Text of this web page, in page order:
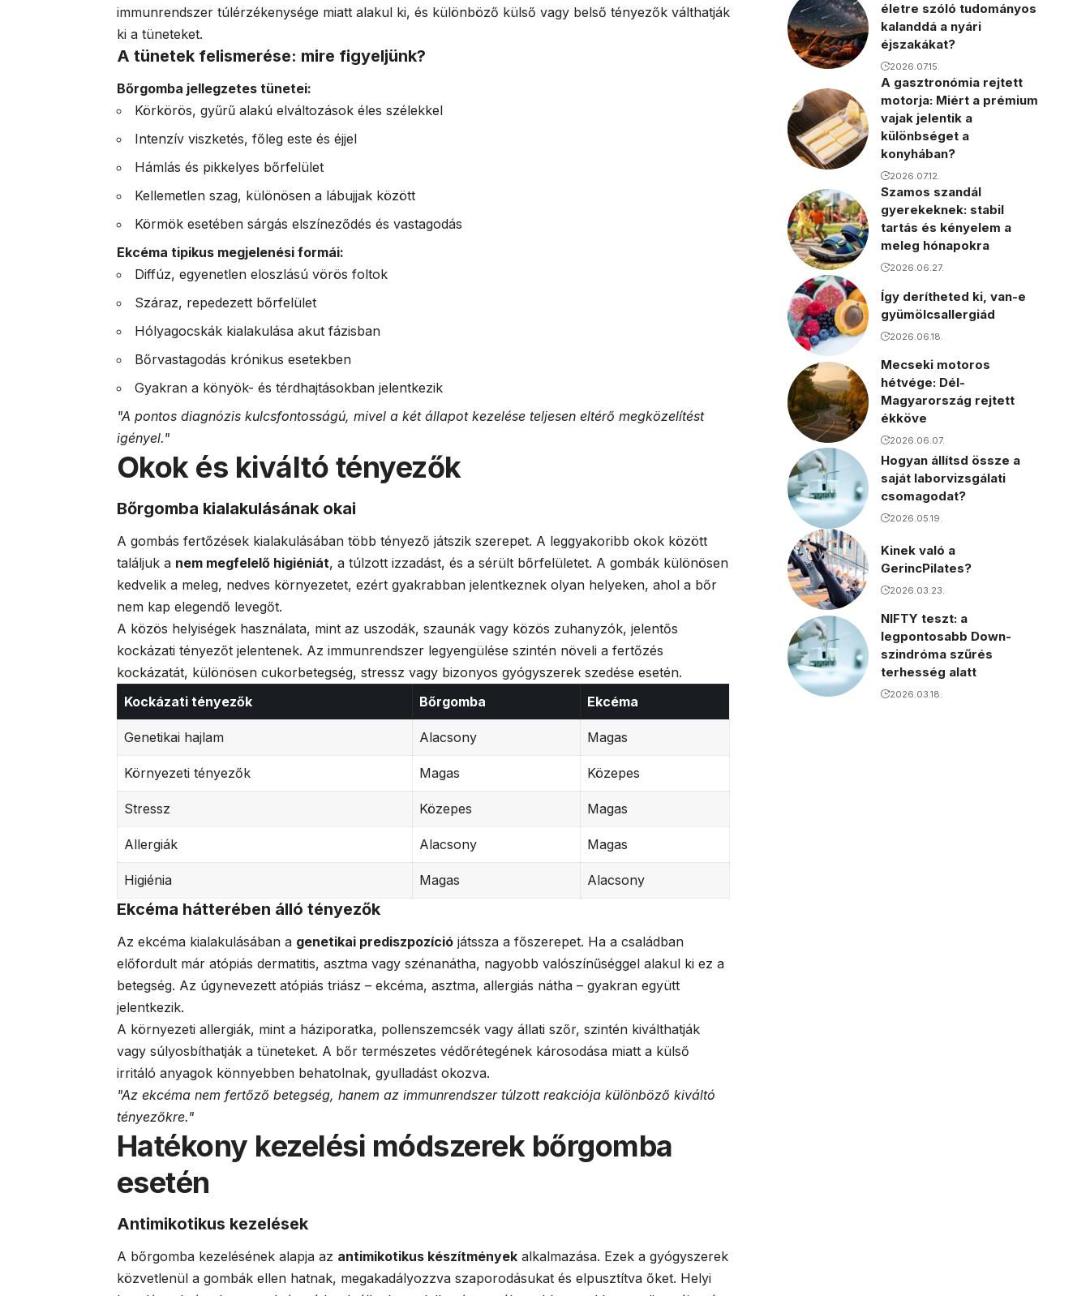
immunrendszer túlérzékenysége miatt alakul ki, és különböző külső vagy belső tényezők válthatják
ki a tüneteket.
A tünetek felismerése: mire figyeljünk?
Bőrgomba jellegzetes tünetei:
Körkörös, gyűrű alakú elváltozások éles szélekkel
Intenzív viszketés, főleg este és éjjel
Hámlás és pikkelyes bőrfelület
Kellemetlen szag, különösen a lábujjak között
Körmök esetében sárgás elszíneződés és vastagodás
Ekcéma tipikus megjelenési formái:
Diffúz, egyenetlen eloszlású vörös foltok
Száraz, repedezett bőrfelület
Hólyagocskák kialakulása akut fázisban
Bőrvastagodás krónikus esetekben
Gyakran a könyök- és térdhajtásokban jelentkezik
"A pontos diagnózis kulcsfontosságú, mivel a két állapot kezelése teljesen eltérő megközelítést
igényel."
Okok és kiváltó tényezők
Bőrgomba kialakulásának okai
A gombás fertőzések kialakulásában több tényező játszik szerepet. A leggyakoribb okok között
találjuk a nem megfelelő higiéniát, a túlzott izzadást, és a sérült bőrfelületet. A gombák különösen
kedvelik a meleg, nedves környezetet, ezért gyakrabban jelentkeznek olyan helyeken, ahol a bőr
nem kap elegendő levegőt.
A közös helyiségek használata, mint az uszodák, szaunák vagy közös zuhanyzók, jelentős
kockázati tényezőt jelentenek. Az immunrendszer legyengülése szintén növeli a fertőzés
kockázatát, különösen cukorbetegség, stressz vagy bizonyos gyógyszerek szedése esetén.
Kockázati tényezők
Bőrgomba Ekcéma
Genetikai hajlam Alacsony Magas
Környezeti tényezők Magas Közepes
Stressz Közepes Magas
Allergiák Alacsony Magas
Higiénia Magas Alacsony
Ekcéma hátterében álló tényezők
Az ekcéma kialakulásában a genetikai prediszpozíció játssza a főszerepet. Ha a családban
előfordult már atópiás dermatitis, asztma vagy szénanátha, nagyobb valószínűséggel alakul ki ez a
betegség. Az úgynevezett atópiás triász – ekcéma, asztma, allergiás nátha – gyakran együtt
jelentkezik.
A környezeti allergiák, mint a háziporatka, pollenszemcsék vagy állati szőr, szintén kiválthatják
vagy súlyosbíthatják a tüneteket. A bőr természetes védőrétegének károsodása miatt a külső
irritáló anyagok könnyebben behatolnak, gyulladást okozva.
"Az ekcéma nem fertőző betegség, hanem az immunrendszer túlzott reakciója különböző kiváltó
tényezőkre."
Hatékony kezelési módszerek bőrgomba
esetén
Antimikotikus kezelések
A bőrgomba kezelésének alapja az antimikotikus készítmények alkalmazása. Ezek a gyógyszerek
közvetlenül a gombák ellen hatnak, megakadályozzva szaporodásukat és elpusztítva őket. Helyi
életre szóló tudományos
kalanddá a nyári
éjszakákat?
2026.07.15.
A gasztronómia rejtett
motorja: Miért a prémium
vajak jelentik a
különbséget a
konyhában?
2026.07.12.
Szamos szandál
gyerekeknek: stabil
tartás és kényelem a
meleg hónapokra
2026.06.27.
Így derítheted ki, van-e
gyümölcsallergiád
2026.06.18.
Mecseki motoros
hétvége: Dél-
Magyarország rejtett
ékköve
2026.06.07.
Hogyan állítsd össze a
saját laborvizsgálati
csomagodat?
2026.05.19.
Kinek való a
GerincPilates?
2026.03.23.
NIFTY teszt: a
legpontosabb Down-
szindróma szűrés
terhesség alatt
2026.03.18.